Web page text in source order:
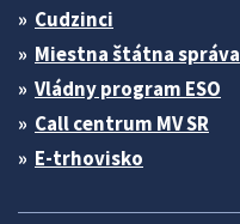
Cudzinci
Miestna štátna správa
Vládny program ESO
Call centrum MV SR
E-trhovisko